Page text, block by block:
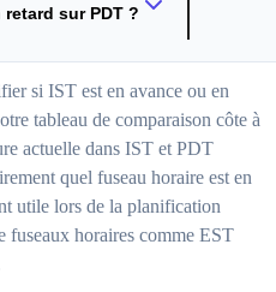
sur PDT ?
si IST est en avance ou en
tableau de comparaison côte à
actuelle dans IST et PDT
quel fuseau horaire est en
utile lors de la planification
fuseaux horaires comme EST